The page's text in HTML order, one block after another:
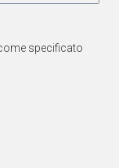
specificato